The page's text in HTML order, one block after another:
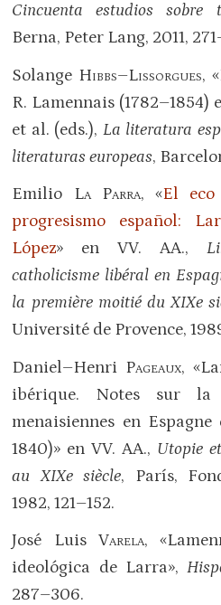
Cincuenta estudios sobre
Berna, Peter Lang, 2011,
Solange Hibbs–Lissorgues,
R. Lamennais (1782–1854)
et al. (eds.), La literatura
literaturas europeas,
Emilio La Parra, «El
progresismo español:
López» en VV. AA.,
catholicisme libéral en
la première moitié du XIXe
Université de Provence,
Daniel–Henri Pageaux,
ibérique. Notes sur la
menaisiennes en
1840)» en VV. AA., Utopie
auXIXe siècle, París,
1982, 121–152.
José LuisVarela,
ideológica de Larra»,
287–306.